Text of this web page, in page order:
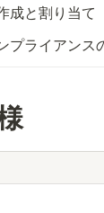
成と割り当て
プライアンス